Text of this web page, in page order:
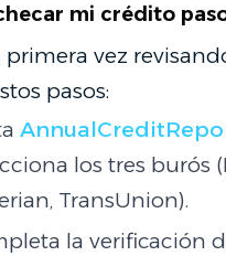
mi crédito
primera vez
pasos:
los tres burós
TransUnion).
la verificación